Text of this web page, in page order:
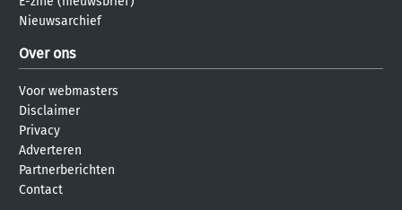
Nieuwsarchief
Over ons
Voor webmasters
Disclaimer
Privacy
Adverteren
Partnerberichten
Contact